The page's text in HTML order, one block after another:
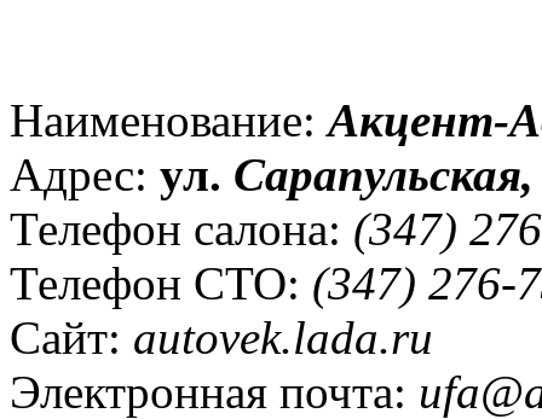
Наименование: Акцент-
Адрес: ул.
Телефон салона: (347)
Телефон СТО: (347) 276-
Сайт: autovek.lada.ru
Электронная почта: